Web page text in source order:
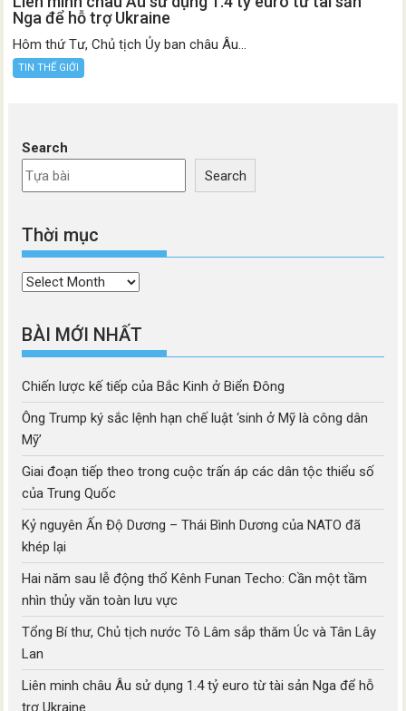
Nga để hỗ trợ Ukraine
Hôm thứ Tư, Chủ tịch Ủy ban châu Âu...
TIN THẾ GIỚI
Search
Search
Thời mục
Thời
BÀI MỚI NHẤT
Chiến lược kế tiếp của Bắc Kinh ở Biển Đông
Ông Trump ký sắc lệnh hạn chế luật ‘sinh ở Mỹ là công dân
Mỹ’
Giai đoạn tiếp theo trong cuộc trấn áp các dân tộc thiểu số
của Trung Quốc
Kỷ nguyên Ấn Độ Dương – Thái Bình Dương của NATO đã
khép lại
Hai năm sau lễ động thổ Kênh Funan Techo: Cần một tầm
nhìn thủy văn toàn lưu vực
Tổng Bí thư, Chủ tịch nước Tô Lâm sắp thăm Úc và Tân Lây
Lan
Liên minh châu Âu sử dụng 1.4 tỷ euro từ tài sản Nga để hỗ
trợ Ukraine